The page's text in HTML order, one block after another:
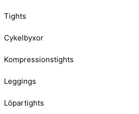
Tights
Cykelbyxor
Kompressionstights
Leggings
Löpartights